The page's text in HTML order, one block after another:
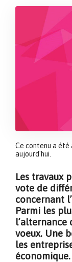
Ce contenu a
aujourd'hui.
Les travaux
vote de
concernant
Parmi les
l’alternance
voeux. Une
les
économique.